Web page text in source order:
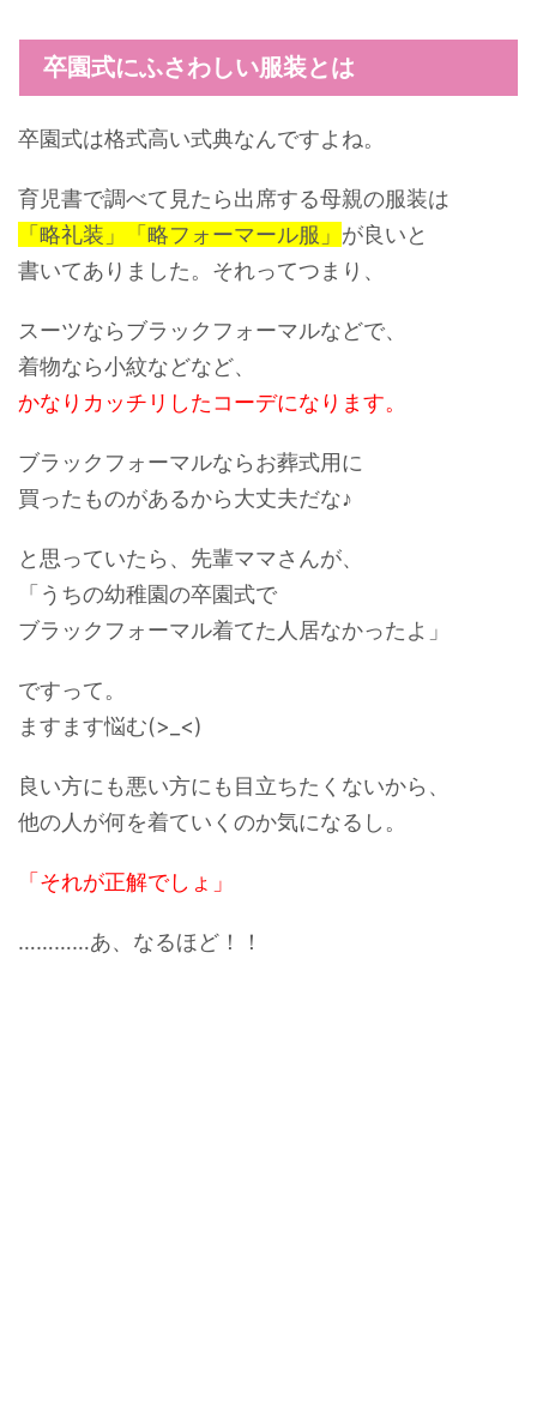
卒園式にふさわしい服装とは
卒園式は格式高い式典なんですよね。
育児書で調べて見たら出席する母親の服装は
「略礼装」「略フォーマール服」 が良いと
書いてありました。それってつまり、
スーツならブラックフォーマルなどで、
着物なら小紋などなど、
かなりカッチリしたコーデになります。
ブラックフォーマルならお葬式用に
買ったものがあるから大丈夫だな♪
と思っていたら、先輩ママさんが、
「うちの幼稚園の卒園式で
ブラックフォーマル着てた人居なかったよ」
ですって。
ますます悩む(>_<)
良い方にも悪い方にも目立ちたくないから、
他の人が何を着ていくのか気になるし。
「それが正解でしょ」
…………あ、なるほど！！